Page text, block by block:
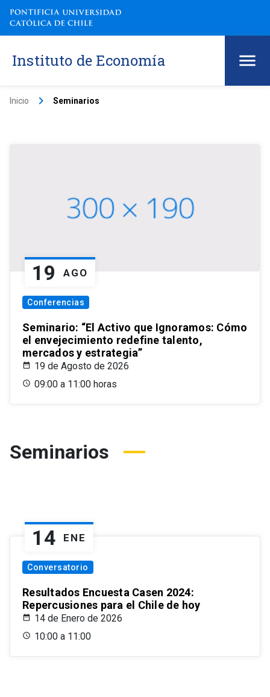
Instituto de Economía
Inicio keyboard_arrow_right Seminarios
19 AGO
Conferencias
Seminario: “El Activo que Ignoramos: Cómo
el envejecimiento redefine talento,
mercados y estrategia”
19 de Agosto de 2026
09:00 a 11:00 horas
Seminarios
14 ENE
Conversatorio
Resultados Encuesta Casen 2024:
Repercusiones para el Chile de hoy
14 de Enero de 2026
10:00 a 11:00